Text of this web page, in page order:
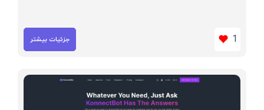
1 جزئیات بیشتر